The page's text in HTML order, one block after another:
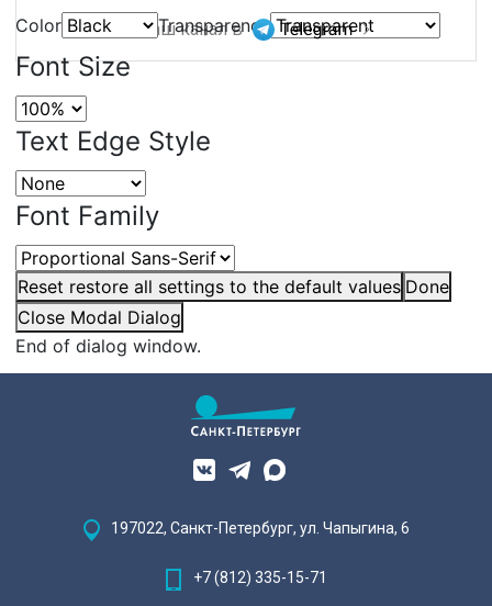
Color Transparency
Font Size
Text Edge Style
Font Family
Reset restore all settings to the default values Done
Close Modal Dialog
End of dialog window.
Наш канал в
197022, Санкт-Петербург, ул. Чапыгина, 6
+7 (812) 335-15-71